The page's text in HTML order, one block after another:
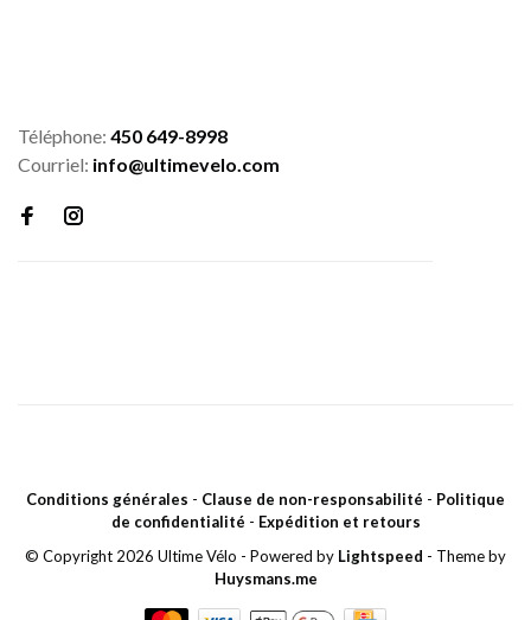
Téléphone: 450 649-8998
Courriel: info@ultimevelo.com
Conditions générales - Clause de non-responsabilité - Politique
de confidentialité - Expédition et retours
© Copyright 2026 Ultime Vélo - Powered by Lightspeed - Theme by
Huysmans.me